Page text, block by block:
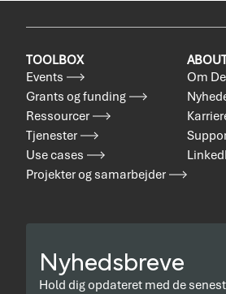
TOOLBOX
Events
Grants og funding
Ressourcer
Tjenester
Use cases
Projekter og samarbejder
Om
Nyhedsbreve
Hold dig opdateret med de